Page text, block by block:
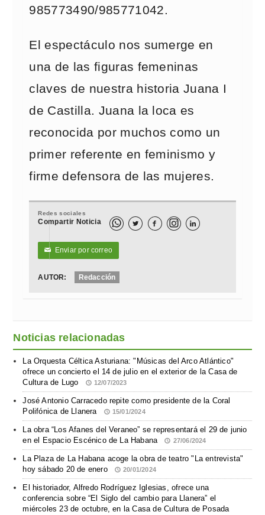
985773490/985771042.
El espectáculo nos sumerge en
una de las figuras femeninas
claves de nuestra historia Juana I
de Castilla. Juana la loca es
reconocida por muchos como un
primer referente en feminismo y
firme defensora de las mujeres.
Redes sociales
Compartir Noticia   
✉ Enviar por correo
AUTOR: Redacción
Noticias relacionadas
La Orquesta Céltica Asturiana: "Músicas del Arco Atlántico"
ofrece un concierto el 14 de julio en el exterior de la Casa de
Cultura de Lugo
12/07/2023
José Antonio Carracedo repite como presidente de la Coral
Polifónica de Llanera
15/01/2024
La obra “Los Afanes del Veraneo” se representará el 29 de junio
en el Espacio Escénico de La Habana
27/06/2024
La Plaza de La Habana acoge la obra de teatro "La entrevista"
hoy sábado 20 de enero
20/01/2024
El historiador, Alfredo Rodríguez Iglesias, ofrece una
conferencia sobre “El Siglo del cambio para Llanera” el
miércoles 23 de octubre, en la Casa de Cultura de Posada